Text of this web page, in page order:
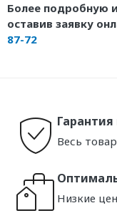
Более подробную
оставив заявку
87-72
Гарантия
Весь
Низкие